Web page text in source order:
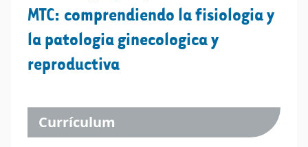
MTC: comprendiendo la fisiologia y
la patologia ginecologica y
reproductiva
Currículum